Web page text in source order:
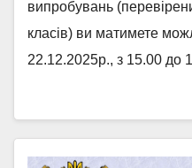
випробувань
класів) ви матимете
22.12.2025р., з 15.00 до